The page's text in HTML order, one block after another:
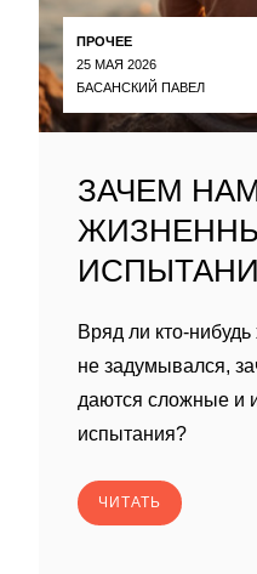
ПРОЧЕЕ
25 МАЯ 2026
БАСАНСКИЙ ПАВЕЛ
ЗАЧЕМ
Вряд ли кто-
не задумывался,
даются сложные и
испытания?
ЧИТАТЬ